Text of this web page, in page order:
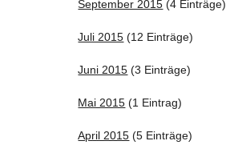
September 2015 (4 Einträge)
Juli 2015 (12 Einträge)
Juni 2015 (3 Einträge)
Mai 2015 (1 Eintrag)
April 2015 (5 Einträge)